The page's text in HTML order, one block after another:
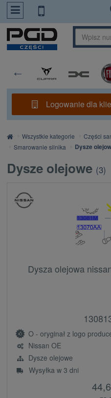
PrzejdzDoTresci
Logowanie dla
Strona
główna
Wszystkie kategorie Części
Smarowanie silnika
Dysze
Dysze olejowe (3)
Dysza olejowa
O - oryginał z logo
Nissan OE
Dysze olejowe
Wysyłka w 3 dni